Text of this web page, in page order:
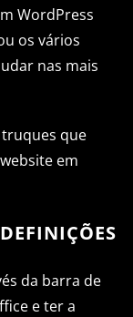
WordPress
os vários
nas mais
que
em
da barra de
e ter a